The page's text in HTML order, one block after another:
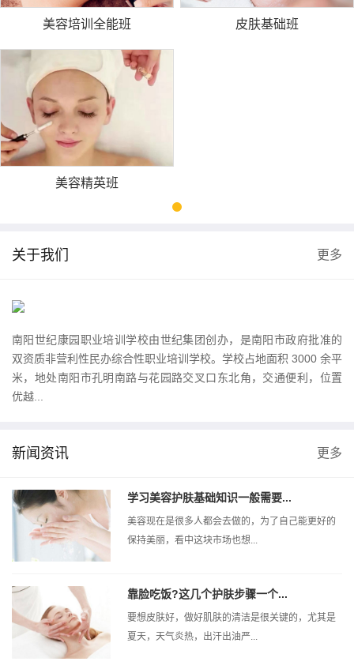
美容培训全能班 皮肤基础班
美容精英班
关于我们 更多
南阳世纪康园职业培训学校由世纪集团创办，是南阳市政府批准的
双资质非营利性民办综合性职业培训学校。学校占地面积 3000 余平
米，地处南阳市孔明南路与花园路交叉口东北角，交通便利，位置
优越...
新闻资讯 更多
学习美容护肤基础知识一般需要...
美容现在是很多人都会去做的，为了自己能更好的
保持美丽，看中这块市场也想...
靠脸吃饭?这几个护肤步骤一个...
要想皮肤好，做好肌肤的清洁是很关键的，尤其是
夏天，天气炎热，出汗出油严...
扫描微信二维码